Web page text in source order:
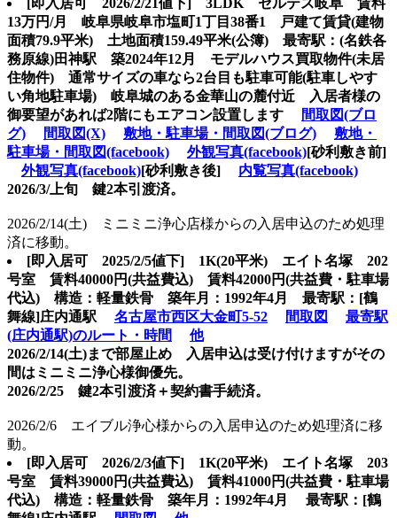
[即入居可 2026/2/21値下] 3LDK セルテス岐阜 賃料
13万円/月 岐阜県岐阜市塩町1丁目38番1 戸建て賃貸(建物
面積79.9平米) 土地面積159.49平米(公簿) 最寄駅：(名鉄各
務原線)田神駅 築2024年12月 モデルハウス買取物件(未居
住物件) 通常サイズの車なら2台目も駐車可能(駐車しやす
い角地駐車場) 岐阜城のある金華山の麓付近 入居者様の
御要望があれば2階にもエアコン設置します
間取図(ブロ
グ)
間取図(X) 敷地・駐車場・間取図(ブログ)
敷地・
駐車場・間取図(facebook)
外観写真(facebook)[砂利敷き前]
外観写真(facebook)[砂利敷き後] 内覧写真(facebook)
2026/3/上旬 鍵2本引渡済。
2026/2/14(土) ミニミニ浄心店様からの入居申込のため処理
済に移動。
[即入居可 2025/2/5値下] 1K(20平米) エイト名塚 202
号室 賃料40000円(共益費込) 賃料42000円(共益費・駐車場
代込) 構造：軽量鉄骨 築年月：1992年4月 最寄駅：[鶴
舞線]庄内通駅 名古屋市西区大金町5-52 間取図
最寄駅
(庄内通駅)のルート・時間
他
2026/2/14(土)まで部屋止め 入居申込は受け付けますがその
間はミニミニ浄心様御優先。
2026/2/25 鍵2本引渡済＋契約書手続済。
2026/2/6 エイブル浄心様からの入居申込のため処理済に移
動。
[即入居可 2026/2/3値下] 1K(20平米) エイト名塚 203
号室 賃料39000円(共益費込) 賃料41000円(共益費・駐車場
代込) 構造：軽量鉄骨 築年月：1992年4月 最寄駅：[鶴